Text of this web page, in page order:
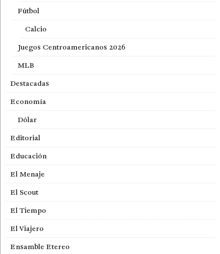
Fútbol
Calcio
Juegos Centroamericanos 2026
MLB
Destacadas
Economía
Dólar
Editorial
Educación
El Menaje
El Scout
El Tiempo
El Viajero
Ensamble Etereo